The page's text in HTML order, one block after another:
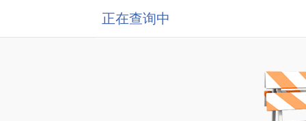
正在查询中